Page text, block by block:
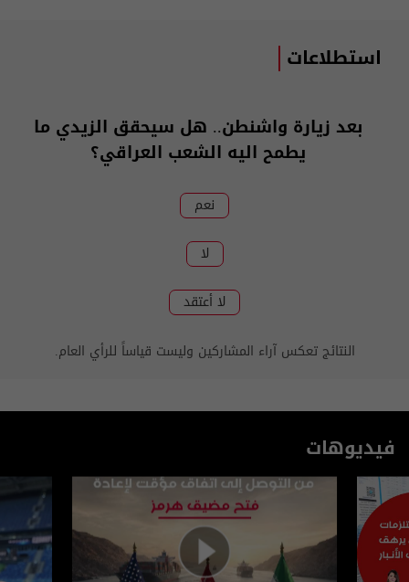
استطلاعات
بعد زيارة واشنطن.. هل سيحقق الزيدي ما
يطمح اليه الشعب العراقي؟
نعم
لا
لا أعتقد
النتائج تعكس آراء المشاركين وليست قياساً للرأي العام.
فيديوهات